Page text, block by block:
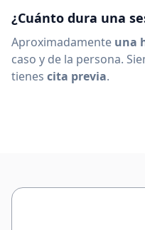
¿Cuánto dura una
Aproximadamente una
caso y de la persona.
tienes cita previa.